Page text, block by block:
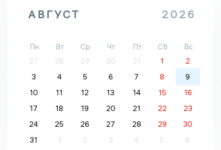
АВГУСТ 2026
Пн Вт Ср Чт Пт Сб
Вс
27
28 29 30 31 1
2
3
4 5 6 7 8
9
10
11 12 13 14 15
16
17
18 19 20 21 22
23
24
25 26 27 28 29
30
31
1 2 3 4 5 6